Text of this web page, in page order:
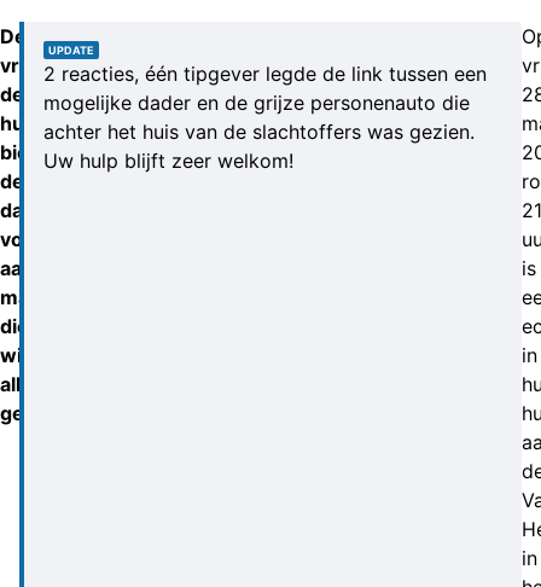
De
vrouw
des
huizes
biedt
de
daders
vogels
aan,
maar
die
willen
alleen
geld.
UPDATE
2 reacties, één tipgever legde de link tussen een
mogelijke dader en de grijze personenauto die
achter het huis van de slachtoffers was gezien.
Uw hulp blijft zeer welkom!
is
in
in